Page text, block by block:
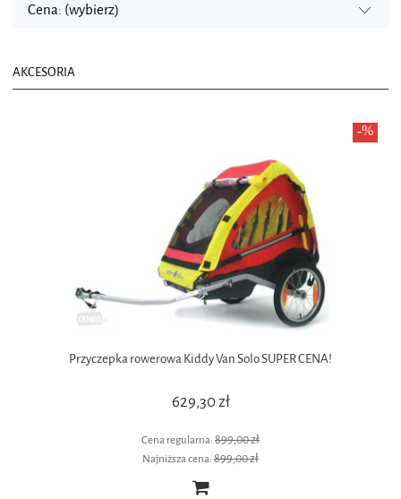
Cena: (wybierz)
AKCESORIA
Przyczepka rowerowa Kiddy Van Solo SUPER CENA!
629,30 zł
Cena regularna:899,00 zł
Najniższa cena:899,00 zł